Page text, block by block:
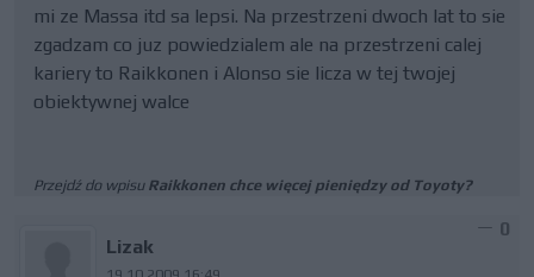
mi ze Massa itd sa lepsi. Na przestrzeni dwoch lat to sie
zgadzam co juz powiedzialem ale na przestrzeni calej
kariery to Raikkonen i Alonso sie licza w tej twojej
obiektywnej walce
Przejdź do wpisu Raikkonen chce więcej pieniędzy od Toyoty?
Lizak
0